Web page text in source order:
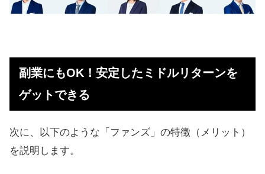
副業にもOK！安定したミドルリターンを
ゲットできる
次に、以下のような「ファンズ」の特徴（メリット）
を説明します。